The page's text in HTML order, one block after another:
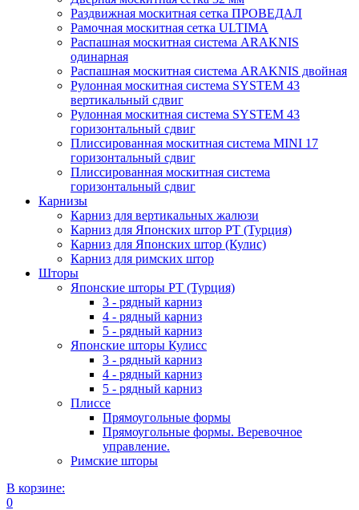
Раздвижная москитная сетка ПРОВЕДАЛ
Рамочная москитная сетка ULTIMA
Распашная москитная система ARAKNIS
одинарная
Распашная москитная система ARAKNIS двойная
Рулонная москитная система SYSTEM 43
вертикальный сдвиг
Рулонная москитная система SYSTEM 43
горизонтальный сдвиг
Плиссированная москитная система MINI 17
горизонтальный сдвиг
Плиссированная москитная система
горизонтальный сдвиг
Карнизы
Карниз для вертикальных жалюзи
Карниз для Японских штор РТ (Турция)
Карниз для Японских штор (Кулис)
Карниз для римских штор
Шторы
Японские шторы РТ (Турция)
3 - рядный карниз
4 - рядный карниз
5 - рядный карниз
Японские шторы Кулисс
3 - рядный карниз
4 - рядный карниз
5 - рядный карниз
Плиссе
Прямоугольные формы
Прямоугольные формы. Веревочное
управление.
Римские шторы
В корзине:
0